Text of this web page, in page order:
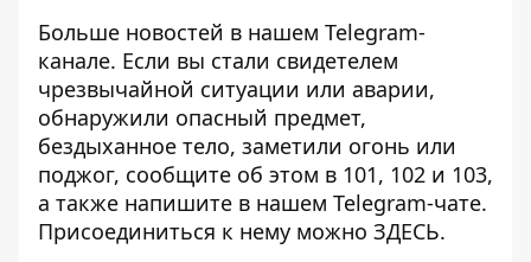
Больше новостей в нашем Telegram-
канале. Если вы стали свидетелем
чрезвычайной ситуации или аварии,
обнаружили опасный предмет,
бездыханное тело, заметили огонь или
поджог, сообщите об этом в 101, 102 и 103,
а также напишите в нашем Telegram-чате.
Присоединиться к нему можно ЗДЕСЬ.